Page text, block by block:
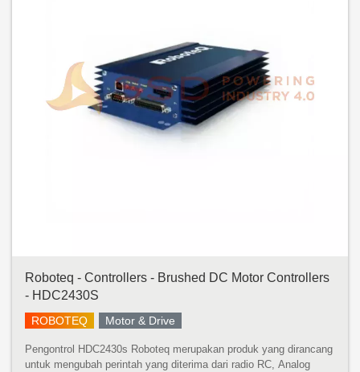
Roboteq - Controllers - Brushed DC Motor Controllers
- HDC2430S
ROBOTEQ Motor & Drive
Pengontrol HDC2430s Roboteq merupakan produk yang dirancang
untuk mengubah perintah yang diterima dari radio RC, Analog